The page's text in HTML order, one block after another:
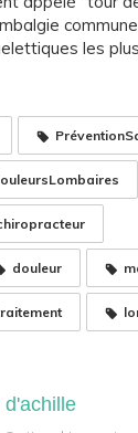
les
douleur
d'achille